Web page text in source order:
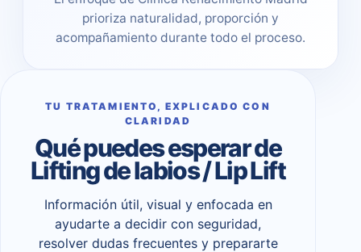
prioriza naturalidad, proporción y
acompañamiento durante todo el proceso.
TU TRATAMIENTO, EXPLICADO CON
CLARIDAD
Qué puedes esperar de
Lifting de labios / Lip Lift
Información útil, visual y enfocada en
ayudarte a decidir con seguridad,
resolver dudas frecuentes y prepararte